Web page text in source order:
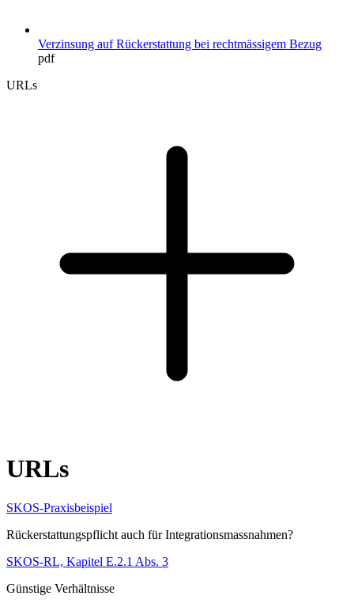
Verzinsung auf Rückerstattung bei rechtmässigem Bezug
pdf
URLs
URLs
SKOS-Praxisbeispiel
Rückerstattungspflicht auch für Integrationsmassnahmen?
SKOS-RL, Kapitel E.2.1 Abs. 3
Günstige Verhältnisse